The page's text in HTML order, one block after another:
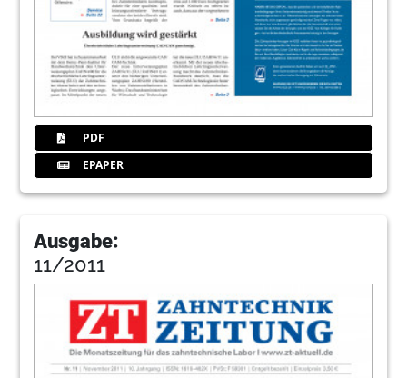
PDF
EPAPER
Ausgabe:
11/2011